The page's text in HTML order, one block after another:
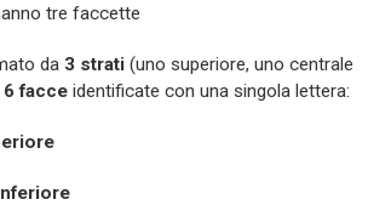
tre faccette
da 3 strati (uno superiore, uno centrale
6 facce identificate con una singola lettera: